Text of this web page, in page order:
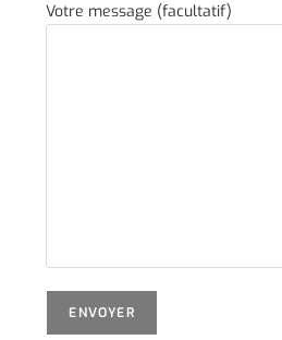
Votre message (facultatif)